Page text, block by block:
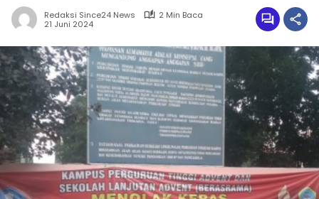
Redaksi Since24 News
2 Min Baca
21 Juni 2024